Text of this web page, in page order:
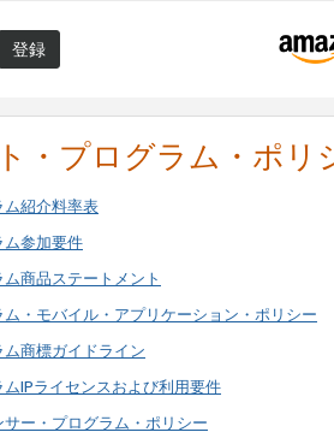
登録
・プログラム・ポリ
ム紹介料率表
ム参加要件
商品ステートメント
・モバイル・アプリケーション・ポリシー
商標ガイドライン
IPライセンスおよび利用要件
ー・プログラム・ポリシー